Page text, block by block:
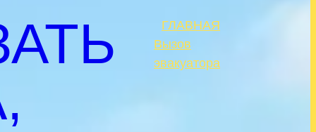
ГЛАВНАЯ
Вызов
эвакуатора